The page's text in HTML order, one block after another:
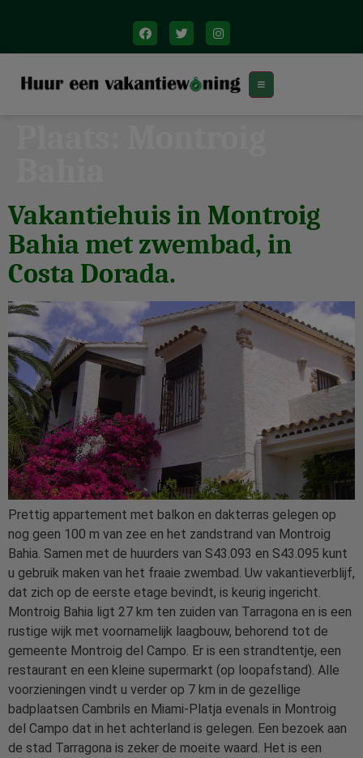
Vakantiehuis in Montroig
Bahia met zwembad, in
Costa Dorada.
Prettig appartement met balkon en dakterras gelegen op
nog geen 100 m van zee en het zandstrand van Montroig
Bahia. Samen met de huurders van S43.093 en S43.095 kunt
u gebruik maken van het fraaie zwembad. Uw vakantieverblijf,
dat zich op de eerste etage bevindt, is keurig ingericht.
Montroig Bahia ligt 27 km ten zuiden van Tarragona en is een
rustige wijk met voornamelijk laagbouw, behorend tot de
gemeente Montroig del Campo. Er is een strandtentje, een
restaurant en een kleine supermarkt (op loopafstand). Alle
voorzieningen vindt u verder op 7 km in de gezellige
badplaatsen Cambrils en Miami-Platja evenals in Montroig
del Campo dat in het achterland is gelegen. Een bezoek aan
de stad Tarragona is zeker de moeite waard. Het is een